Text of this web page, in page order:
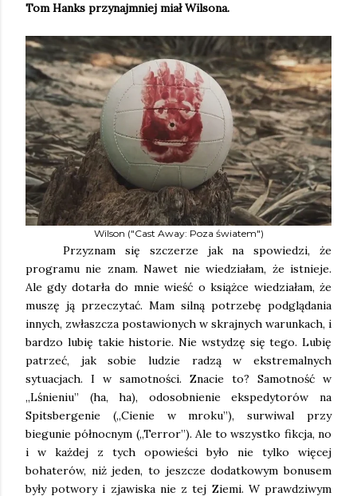
Tom Hanks przynajmniej miał Wilsona.
Wilson ("Cast Away: Poza światem")
Przyznam się szczerze jak na spowiedzi, że
programu nie znam. Nawet nie wiedziałam, że istnieje.
Ale gdy dotarła do mnie wieść o książce wiedziałam, że
muszę ją przeczytać. Mam silną potrzebę podglądania
innych, zwłaszcza postawionych w skrajnych warunkach, i
bardzo lubię takie historie. Nie wstydzę się tego. Lubię
patrzeć, jak sobie ludzie radzą w ekstremalnych
sytuacjach. I w samotności. Znacie to? Samotność w
„Lśnieniu” (ha, ha), odosobnienie ekspedytorów na
Spitsbergenie („Cienie w mroku”), surwiwal przy
biegunie północnym („Terror”). Ale to wszystko fikcja, no
i w każdej z tych opowieści było nie tylko więcej
bohaterów, niż jeden, to jeszcze dodatkowym bonusem
były potwory i zjawiska nie z tej Ziemi. W prawdziwym